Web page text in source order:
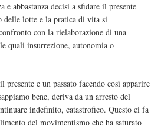
abbastanza decisi a sfidare il presente
lotte e la pratica di vita si
con la rielaborazione di una
quali insurrezione, autonomia o
e un passato facendo così apparire
bene, deriva da un arresto del
indefinito, catastrofico. Questo ci fa
del movimentismo che ha saturato